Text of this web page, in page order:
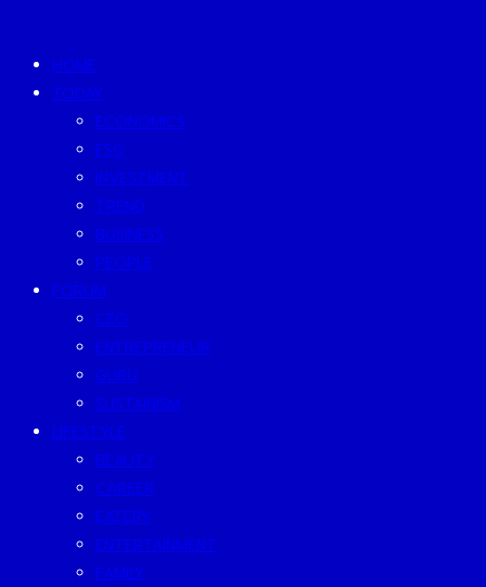
HOME
TODAY
ECONOMICS
ESG
INVESTMENT
TREND
BUSINESS
PEOPLE
FORUM
CEO
ENTREPRENEUR
GURU
SUSTAINISM
LIFESTYLE
BEAUTY
CAREER
EATERY
ENTERTAINMENT
FAMILY